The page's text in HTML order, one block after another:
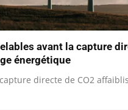
avant la capture
énergétique
capture directe de CO2